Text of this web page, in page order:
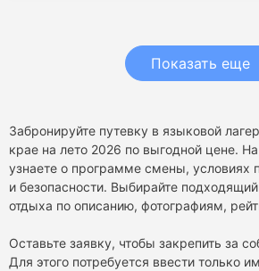
Показать еще
Забронируйте путевку в языковой
крае на лето 2026 по выгодной цене.
узнаете о программе смены, условиях
и безопасности. Выбирайте
отдыха по описанию, фотографиям,
Оставьте заявку, чтобы закрепить за
Для этого потребуется ввести только